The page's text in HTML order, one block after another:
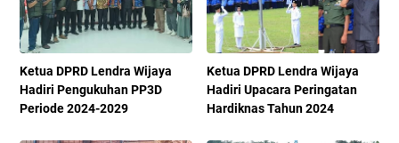
Ketua DPRD Lendra Wijaya
Hadiri Pengukuhan PP3D
Periode 2024-2029
Ketua DPRD Lendra Wijaya
Hadiri Upacara Peringatan
Hardiknas Tahun 2024